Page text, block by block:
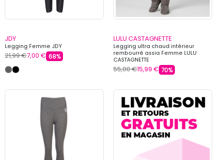
JDY
Legging Femme JDY
21,99 €7,00 € 68%
LULU CASTAGNETTE
Legging ultra chaud intérieur
rembourré assia Femme LULU
CASTAGNETTE
55,00 €15,99 € 70%